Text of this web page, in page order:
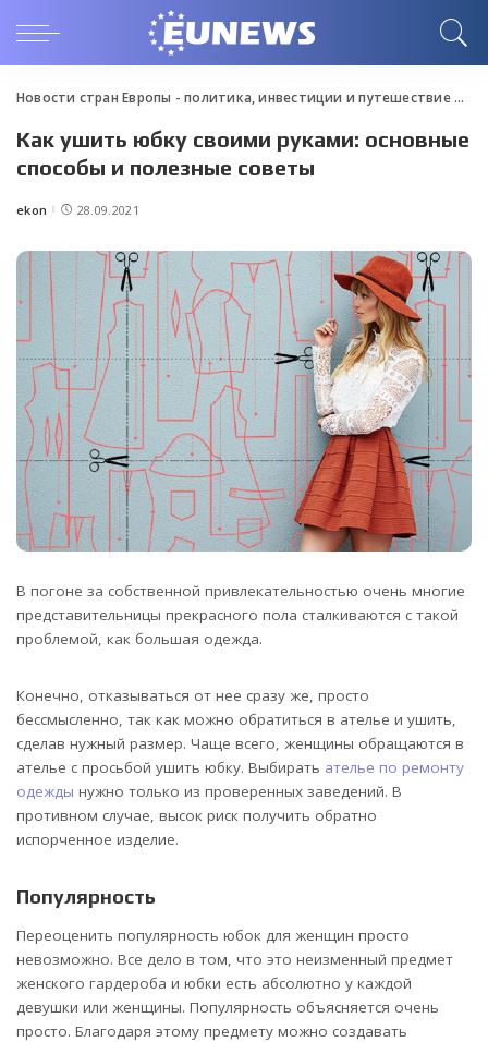
Новости стран Европы - политика, инвестиции и путешествие>
Как ушить юбку своими руками: основные
способы и полезные советы
Posted
ekon 28.09.2021
В погоне за собственной привлекательностью очень многие
представительницы прекрасного пола сталкиваются с такой
проблемой, как большая одежда.
Конечно, отказываться от нее сразу же, просто
бессмысленно, так как можно обратиться в ателье и ушить,
сделав нужный размер. Чаще всего, женщины обращаются в
ателье с просьбой ушить юбку. Выбирать ателье по ремонту
одежды нужно только из проверенных заведений. В
противном случае, высок риск получить обратно
испорченное изделие.
Популярность
Переоценить популярность юбок для женщин просто
невозможно. Все дело в том, что это неизменный предмет
женского гардероба и юбки есть абсолютно у каждой
девушки или женщины. Популярность объясняется очень
просто. Благодаря этому предмету можно создавать